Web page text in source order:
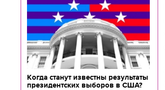
Когда станут известны результаты
президентских выборов в США?